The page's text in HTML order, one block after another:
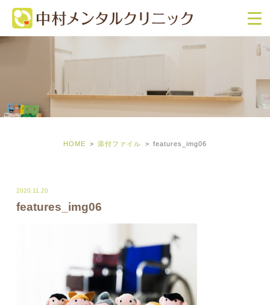
HOME 添付ファイル features_img06
2020.11.20
features_img06